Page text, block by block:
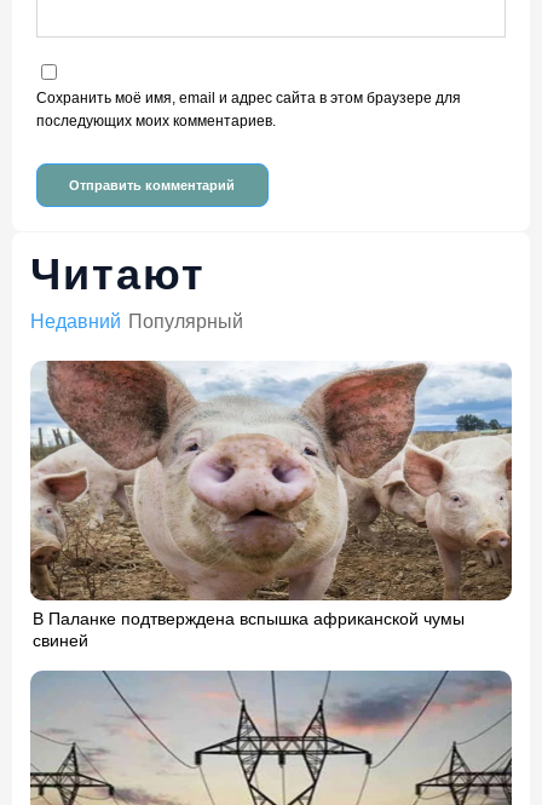
Сохранить моё имя, email и адрес сайта в этом браузере для
последующих моих комментариев.
Читают
Недавний Популярный
В Паланке подтверждена вспышка африканской чумы
свиней